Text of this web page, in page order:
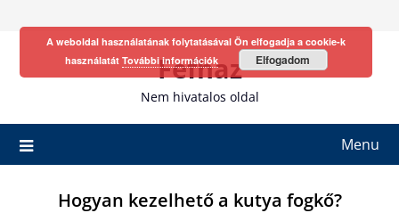
Fefhaz
Nem hivatalos oldal
Menu
Hogyan kezelhető a kutya fogkő?
A weboldal használatának folytatásával Ön elfogadja a cookie-k
használatát További információk Elfogadom